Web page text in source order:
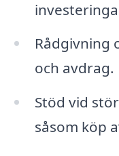
Rådgivning
och avdrag.
Stöd vid
såsom köp